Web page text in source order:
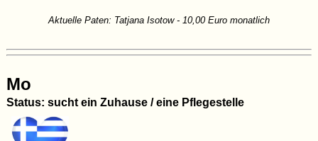
Aktuelle Paten: Tatjana Isotow - 10,00 Euro monatlich
Mo
Status: sucht ein Zuhause / eine Pflegestelle